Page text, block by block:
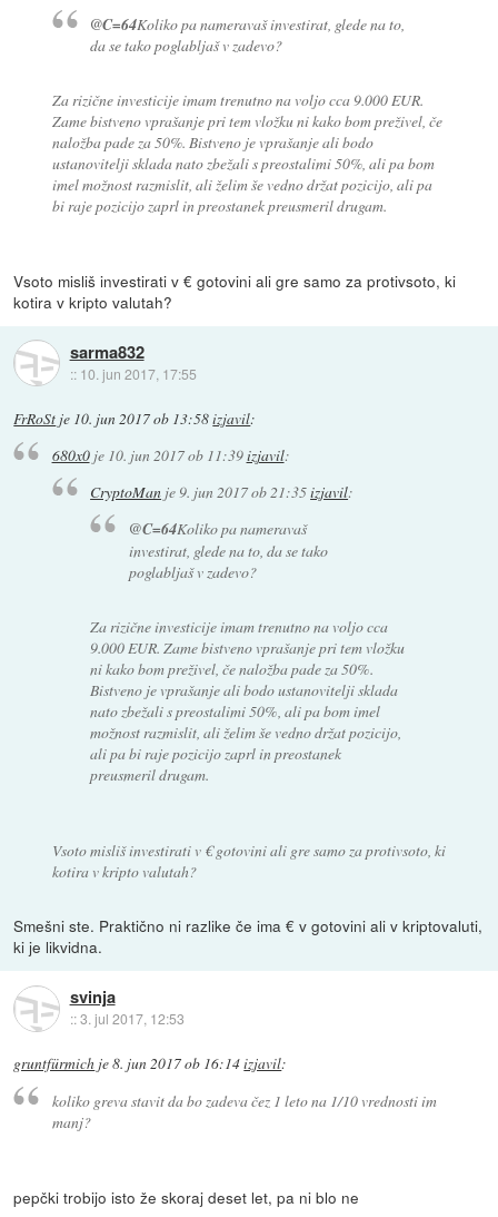
@C=64Koliko pa nameravaš investirat, glede na to,
da se tako poglabljaš v zadevo?
Za rizične investicije imam trenutno na voljo cca 9.000 EUR.
Zame bistveno vprašanje pri tem vložku ni kako bom preživel, če
naložba pade za 50%. Bistveno je vprašanje ali bodo
ustanovitelji sklada nato zbežali s preostalimi 50%, ali pa bom
imel možnost razmislit, ali želim še vedno držat pozicijo, ali pa
bi raje pozicijo zaprl in preostanek preusmeril drugam.
Vsoto misliš investirati v € gotovini ali gre samo za protivsoto, ki
kotira v kripto valutah?
sarma832
:: 10. jun 2017, 17:55
FrRoSt je 10. jun 2017 ob 13:58izjavil:
680x0je 10. jun 2017 ob 11:39izjavil:
CryptoMan je9. jun 2017 ob 21:35izjavil:
@C=64Koliko pa nameravaš
investirat, glede na to, da se tako
poglabljaš v zadevo?
Za rizične investicije imam trenutno na voljo cca
9.000 EUR. Zame bistveno vprašanje pri tem vložku
ni kako bom preživel, če naložba pade za 50%.
Bistveno je vprašanje ali bodo ustanovitelji sklada
nato zbežali s preostalimi 50%, ali pa bom imel
možnost razmislit, ali želim še vedno držat pozicijo,
ali pa bi raje pozicijo zaprl in preostanek
preusmeril drugam.
Vsoto misliš investirati v € gotovini ali gre samo za protivsoto, ki
kotira v kripto valutah?
Smešni ste. Praktično ni razlike če ima € v gotovini ali v kriptovaluti,
ki je likvidna.
svinja
::3. jul 2017, 12:53
gruntfürmich je8. jun 2017 ob 16:14izjavil:
koliko greva stavit da bo zadeva čez 1 leto na 1/10 vrednosti im
manj?
pepčki trobijo isto že skoraj deset let, pa ni blo ne